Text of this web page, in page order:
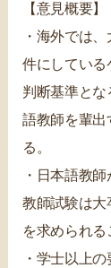
【意見概要】
・海外では
件にしている
判断基準と
語教師を輩出
る。
・日本語教
教師試験は大
を求められる
・学士以上